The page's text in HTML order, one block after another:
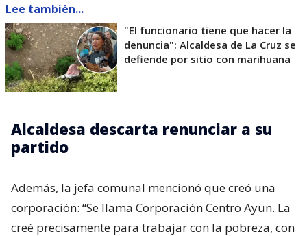
Lee también...
"El funcionario tiene que hacer la
denuncia": Alcaldesa de La Cruz se
defiende por sitio con marihuana
Alcaldesa descarta renunciar a su
partido
Además, la jefa comunal mencionó que creó una
corporación: “Se llama Corporación Centro Ayün. La
creé precisamente para trabajar con la pobreza, con